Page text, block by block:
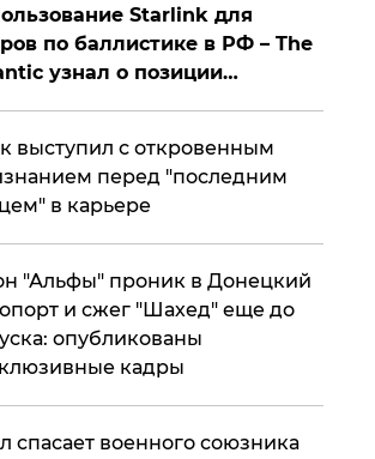
Starlink для
по баллистике в РФ – The
узнал о позиции
выступил с откровенным
перед "последним
в карьере
"Альфы" проник в Донецкий
и сжег "Шахед" еще до
опубликованы
кадры
спасает военного союзника